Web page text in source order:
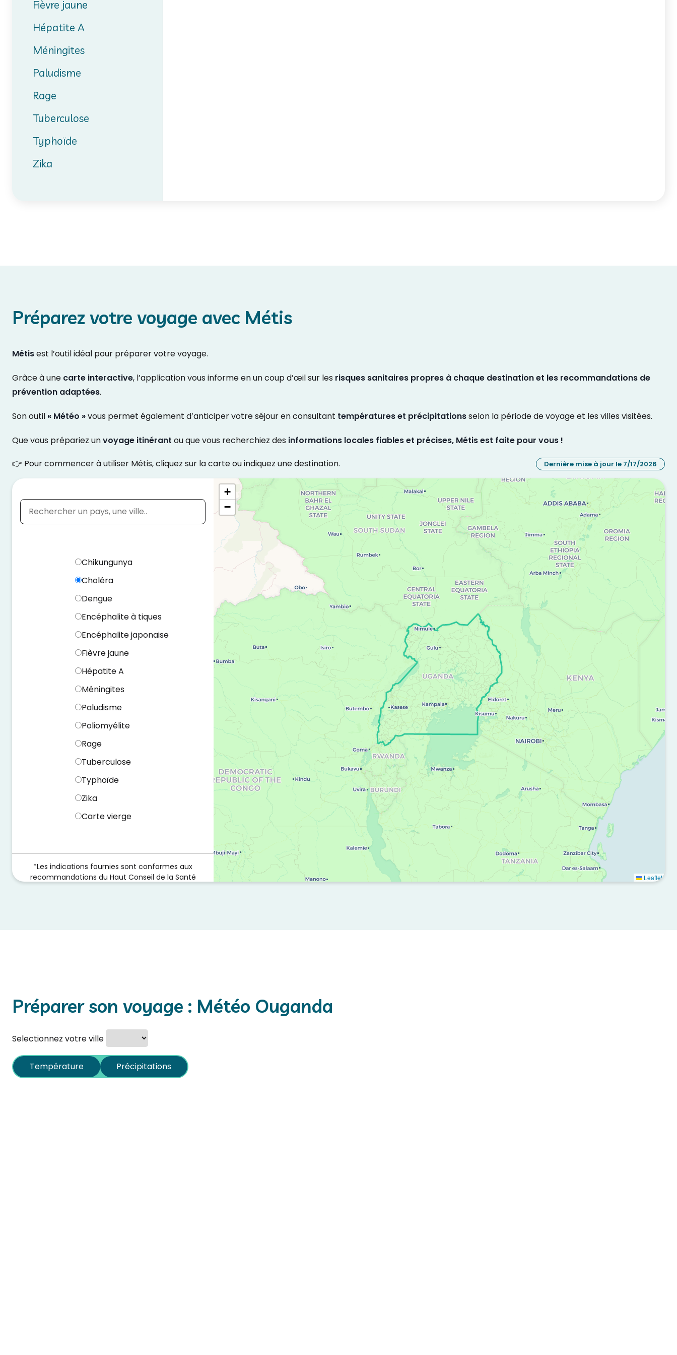
Fièvre jaune
Hépatite A
Méningites
Paludisme
Rage
Tuberculose
Typhoïde
Zika
Préparez votre voyage avec Métis
Métisest l’outil idéal pour préparer votre voyage.
Grâce à une carte interactive, l’application vous informe en un coup d’œil sur les risques sanitaires propres à chaque destination et les recommandations de
prévention adaptées.
Son outil « Météo »vous permet également d’anticiper votre séjour en consultant températures et précipitationsselon la période de voyage et les villes visitées.
Que vous prépariez unvoyage itinérant ou que vous recherchiez des informations locales fiables et précises, Métis est faite pour vous !
👉 Pour commencer à utiliser Métis, cliquez sur la carte ou indiquez une destination.
Dernière mise à jour le 7/17/2026
Chikungunya
Choléra
Dengue
Encéphalite à tiques
Encéphalite japonaise
Fièvre jaune
Hépatite A
Méningites
Paludisme
Poliomyélite
Rage
Tuberculose
Typhoïde
Zika
Carte vierge
*Les indications fournies sont conformes aux
recommandations du Haut Conseil de la Santé
+
−
Leaflet
Préparer son voyage : Météo Ouganda
Selectionnez votre ville
Température Précipitations